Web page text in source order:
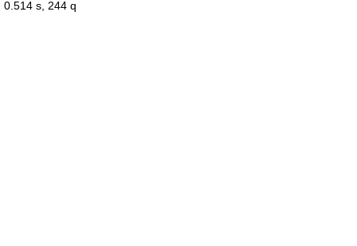
0.514 s, 244 q